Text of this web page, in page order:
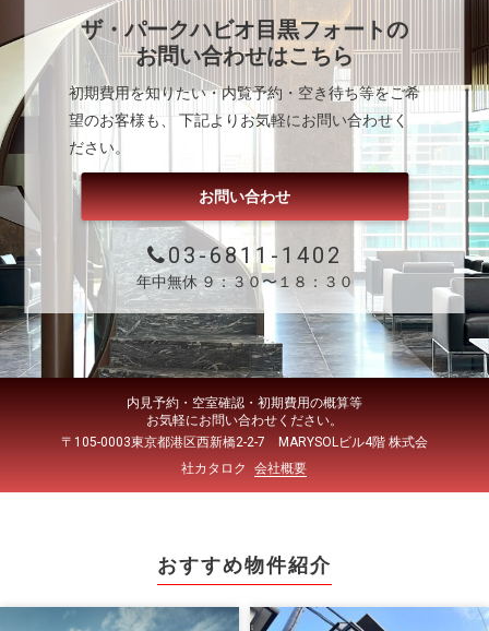
ザ・パークハビオ目黒フォートの
お問い合わせはこちら
初期費用を知りたい・内覧予約・空き待ち等をご希
望のお客様も、 下記よりお気軽にお問い合わせく
ださい。
お問い合わせ
03-6811-1402
年中無休 ９：３０〜１８：３０
内見予約・空室確認・初期費用の概算等
お気軽にお問い合わせください。
〒105-0003東京都港区西新橋2-2-7 MARYSOLビル4階 株式会
社カタロク
会社概要
おすすめ物件紹介